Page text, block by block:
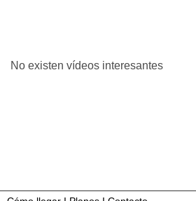
No existen vídeos interesantes